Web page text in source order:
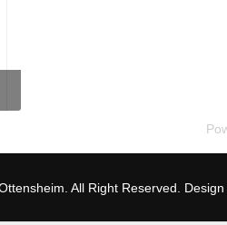
All Right Reserved. Design